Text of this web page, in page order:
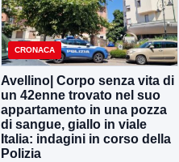
CRONACA
Avellino| Corpo senza vita di
un 42enne trovato nel suo
appartamento in una pozza
di sangue, giallo in viale
Italia: indagini in corso della
Polizia